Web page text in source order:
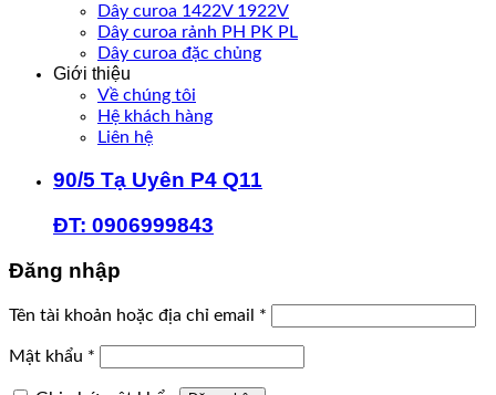
Dây curoa 1422V 1922V
Dây curoa rảnh PH PK PL
Dây curoa đặc chủng
Giới thiệu
Về chúng tôi
Hệ khách hàng
Liên hệ
90/5 Tạ Uyên P4 Q11
ĐT: 0906999843
Đăng nhập
Tên tài khoản hoặc địa chỉ email *
Mật khẩu *